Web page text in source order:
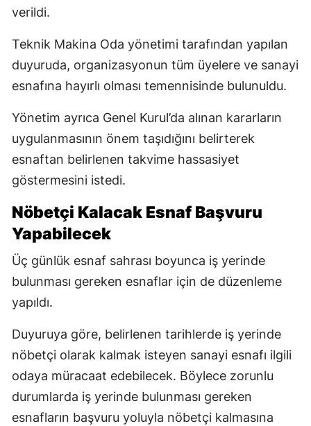
verildi.
Teknik Makina Oda yönetimi tarafından yapılan
duyuruda, organizasyonun tüm üyelere ve sanayi
esnafına hayırlı olması temennisinde bulunuldu.
Yönetim ayrıca Genel Kurul’da alınan kararların
uygulanmasının önem taşıdığını belirterek
esnaftan belirlenen takvime hassasiyet
göstermesini istedi.
Nöbetçi Kalacak Esnaf Başvuru
Yapabilecek
Üç günlük esnaf sahrası boyunca iş yerinde
bulunması gereken esnaflar için de düzenleme
yapıldı.
Duyuruya göre, belirlenen tarihlerde iş yerinde
nöbetçi olarak kalmak isteyen sanayi esnafı ilgili
odaya müracaat edebilecek. Böylece zorunlu
durumlarda iş yerinde bulunması gereken
esnafların başvuru yoluyla nöbetçi kalmasına